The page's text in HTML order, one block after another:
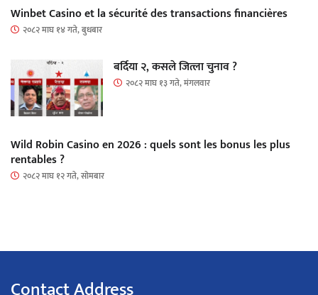
Winbet Casino et la sécurité des transactions financières
२०८२ माघ १४ गते, बुधबार
बर्दिया २, कसले जित्ला चुनाव ?
२०८२ माघ १३ गते, मंगलवार
Wild Robin Casino en 2026 : quels sont les bonus les plus
rentables ?
२०८२ माघ १२ गते, सोमबार